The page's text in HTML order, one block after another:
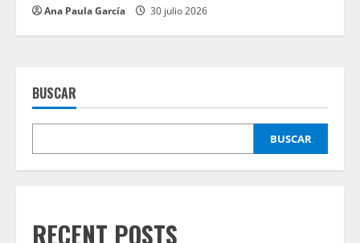
Ana Paula García 30 julio 2026
BUSCAR
BUSCAR
RECENT POSTS